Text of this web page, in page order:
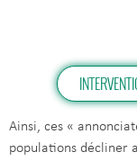
Ainsi, ces «
populations décliner